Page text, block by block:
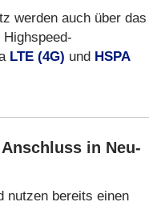
werden auch über das
LTE (4G) und HSPA
in Neu-
nutzen bereits einen